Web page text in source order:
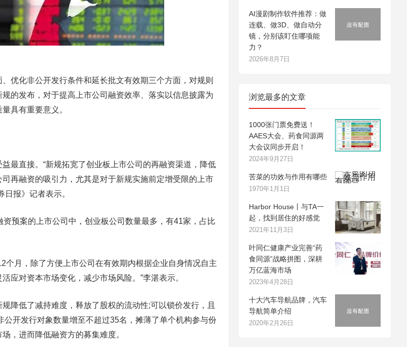
化非公开发行条件和延长批文有效期三个方面，对规则
的发布，对于提高上市公司融资效率、落实以信息披露为
具有重要意义。
直接。“新规拓宽了创业板上市公司的再融资渠道，降低
再融资的吸引力，尤其是对于新规实施前定增受限的上市
报》记者表示。
案的上市公司中，创业板公司数量最多，有41家，占比
月，除了方便上市公司在有效期内根据企业自身情况自主
应对资本市场变化，减少市场风险。”李湛表示。
低了减持难度，释放了股权的流动性;可以锁价发行，且
开发行对象数量增至不超过35名，摊薄了单个机构参与份
，进而降低融资方的募集难度。
AI漫剧制作软件推荐：做
连载、做3D、做自动分
镜，分别该盯住哪项能
力？
2026年8月7日
浏览最多的文章
1000张门票免费送！
AAES大会、药食同源两
大会议同步开启！
2024年9月27日
苦菜的功效与作用有哪些
1970年1月1日
Harbor House丨与TA一
起，找到居住的好感觉
2021年11月3日
叶同仁健康产业完善“药
食同源”战略拼图，深耕
万亿蓝海市场
2023年4月28日
十大汽车导航品牌，汽车
导航简单介绍
2020年2月26日